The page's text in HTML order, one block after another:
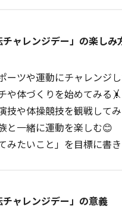
チャレンジデー」の楽しみ
ーツや運動にチャレンジ
や体づくりを始めてみる🤸
技や体操競技を観戦して
と一緒に運動を楽しむ😊
みたいこと」を目標に書
ャレンジデー」の意義